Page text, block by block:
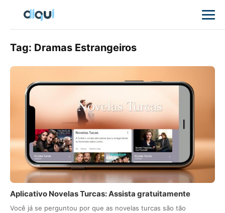
Tag: Dramas Estrangeiros
Aplicativo Novelas Turcas: Assista gratuitamente
Você já se perguntou por que as novelas turcas são tão